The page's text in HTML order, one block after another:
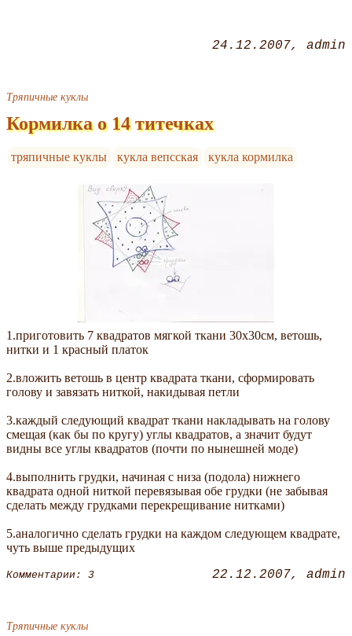
24.12.2007 admin
Тряпичные куклы
Кормилка о 14 титечках
тряпичные куклы кукла вепсская кукла кормилка
1.приготовить 7 квадратов мягкой ткани 30х30см, ветошь,
нитки и 1 красный платок
2.вложить ветошь в центр квадрата ткани, сформировать
голову и завязать ниткой, накидывая петли
3.каждый следующий квадрат ткани накладывать на голову
смещая (как бы по кругу) углы квадратов, а значит будут
видны все углы квадратов (почти по нынешней моде)
4.выполнить грудки, начиная с низа (подола) нижнего
квадрата одной ниткой перевязывая обе грудки (не забывая
сделать между грудками перекрещивание нитками)
5.аналогично сделать грудки на каждом следующем квадрате,
чуть выше предыдущих
Комментарии: 3 22.12.2007 admin
Тряпичные куклы